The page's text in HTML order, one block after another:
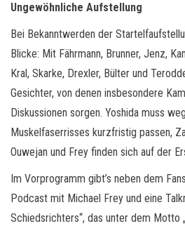
Ungewöhnliche Aufstellung
Bei Bekanntwerden der
Blicke: Mit Fährmann, Brunner, Jenz,
Kral, Skarke, Drexler, Bülter und
Gesichter, von denen insbesondere
Diskussionen sorgen. Yoshida muss
Muskelfaserrisses kurzfristig passen,
Ouwejan und Frey finden sich auf der
Im Vorprogramm gibt’s neben dem
Podcast mit Michael Frey und eine
Schiedsrichters“, das unter dem Motto